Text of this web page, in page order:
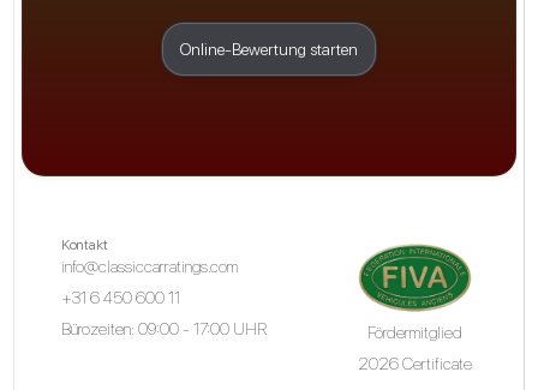
Online-Bewertung starten
Kontakt
info@classiccarratings.com
+31 6 450 600 11
Bürozeiten: 09:00 - 17:00 UHR
Fördermitglied
2026 Certificate